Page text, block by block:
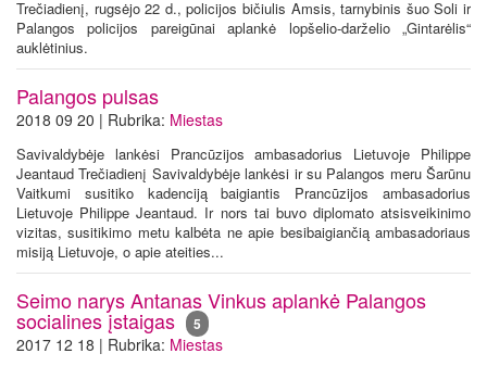
Trečiadienį, rugsėjo 22 d., policijos bičiulis Amsis, tarnybinis šuo Soli ir
Palangos policijos pareigūnai aplankė lopšelio-darželio „Gintarėlis“
auklėtinius.
Palangos pulsas
2018 09 20 | Rubrika: Miestas
Savivaldybėje lankėsi Prancūzijos ambasadorius Lietuvoje Philippe
Jeantaud Trečiadienį Savivaldybėje lankėsi ir su Palangos meru Šarūnu
Vaitkumi susitiko kadenciją baigiantis Prancūzijos ambasadorius
Lietuvoje Philippe Jeantaud. Ir nors tai buvo diplomato atsisveikinimo
vizitas, susitikimo metu kalbėta ne apie besibaigiančią ambasadoriaus
misiją Lietuvoje, o apie ateities...
Seimo narys Antanas Vinkus aplankė Palangos
socialines įstaigas 5
2017 12 18 | Rubrika: Miestas